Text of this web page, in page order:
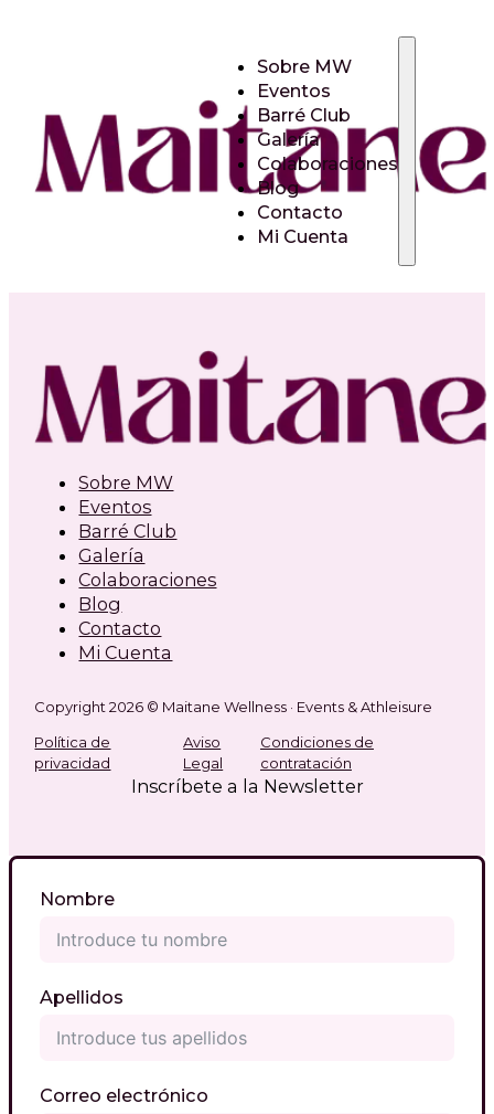
Sobre MW
Eventos
Barré Club
Galería
Colaboraciones
Blog
Contacto
Mi Cuenta
Sobre MW
Eventos
Barré Club
Galería
Colaboraciones
Blog
Contacto
Mi Cuenta
Copyright 2026 © Maitane Wellness · Events & Athleisure
Política de
privacidad
Aviso
Legal
Condiciones de
contratación
Inscríbete a la Newsletter
Nombre
Apellidos
Correo electrónico